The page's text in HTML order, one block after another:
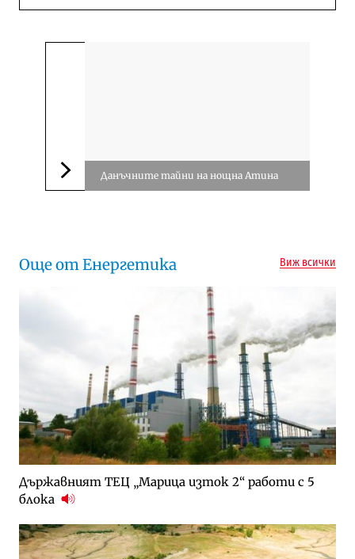
Следваща новина
Данъчните тайни на нощна Атина
Още от Енергетика Виж всички
Държавният ТЕЦ „Марица изток 2“ работи с 5
блока